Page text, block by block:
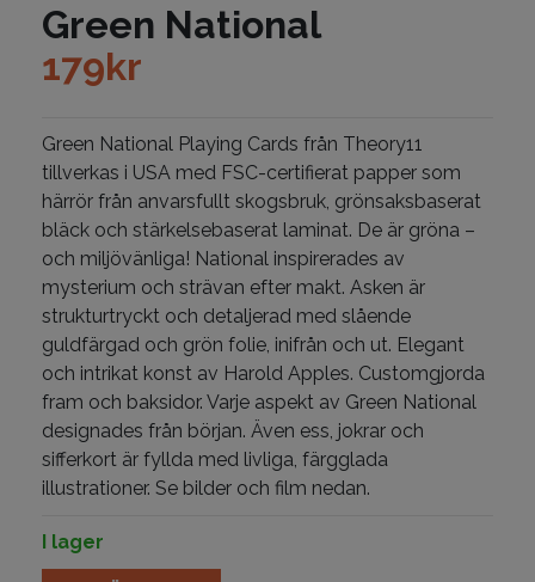
Green National
179kr
Green National Playing Cards från Theory11
tillverkas i USA med FSC-certifierat papper som
härrör från anvarsfullt skogsbruk, grönsaksbaserat
bläck och stärkelsebaserat laminat. De är gröna –
och miljövänliga! National inspirerades av
mysterium och strävan efter makt. Asken är
strukturtryckt och detaljerad med slående
guldfärgad och grön folie, inifrån och ut. Elegant
och intrikat konst av Harold Apples. Customgjorda
fram och baksidor. Varje aspekt av Green National
designades från början. Även ess, jokrar och
sifferkort är fyllda med livliga, färgglada
illustrationer. Se bilder och film nedan.
I lager